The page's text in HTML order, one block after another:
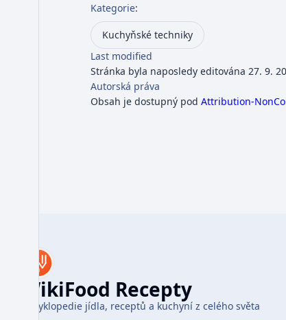
Kategorie:
Kuchyňské techniky
Last modified
Stránka byla naposledy editována 27. 9.
Autorská práva
Obsah je dostupný pod Attribution-
WikiFood Recepty
Encyklopedie jídla, receptů a kuchyní z celého světa